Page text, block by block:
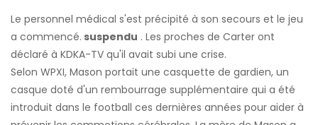
Le personnel médical s'est précipité à son secours et le jeu
a commencé. suspendu . Les proches de Carter ont
déclaré à KDKA-TV qu'il avait subi une crise.
Selon WPXI, Mason portait une casquette de gardien, un
casque doté d'un rembourrage supplémentaire qui a été
introduit dans le football ces dernières années pour aider à